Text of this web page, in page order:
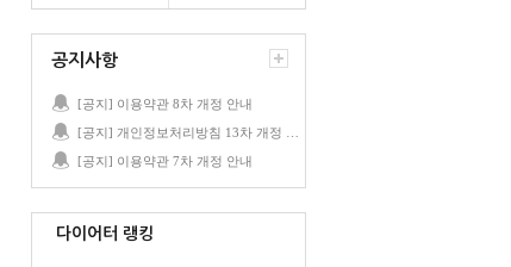
공지사항
[공지] 이용약관 8차 개정 안내
[공지] 이용약관 7차 개정 안내
다이어터 랭킹